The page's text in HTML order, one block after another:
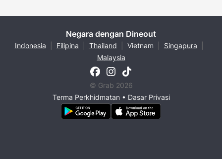
Negara dengan Dineout
Indonesia Filipina Thailand Vietnam Singapura
Malaysia
© Grab 2026
Terma Perkhidmatan• Dasar Privasi